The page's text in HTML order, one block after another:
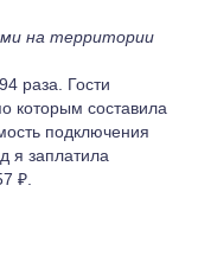
на территории
раза. Гости
которым составила
подключения
я заплатила
₽.